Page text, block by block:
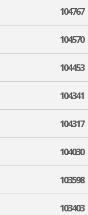
104767
104570
104453
104341
104317
104030
103598
103403